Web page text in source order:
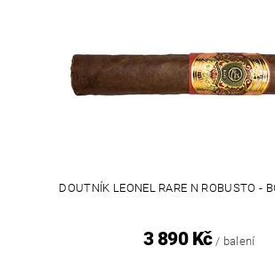
DOUTNÍK LEONEL RARE N ROBUSTO -
3 890 Kč / balení